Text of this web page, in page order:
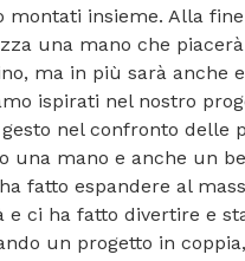
montati insieme. Alla
una mano che
ma in più sarà anche
ispirati nel nostro
nel confronto delle
una mano e anche un
fatto espandere al
e ci ha fatto divertire e
un progetto in